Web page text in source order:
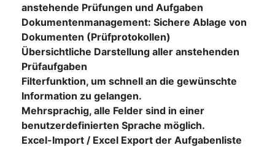
anstehende Prüfungen und Aufgaben
Dokumentenmanagement: Sichere Ablage von
Dokumenten (Prüfprotokollen)
Übersichtliche Darstellung aller anstehenden
Prüfaufgaben
Filterfunktion, um schnell an die gewünschte
Information zu gelangen.
Mehrsprachig, alle Felder sind in einer
benutzerdefinierten Sprache möglich.
Excel-Import / Excel Export der Aufgabenliste